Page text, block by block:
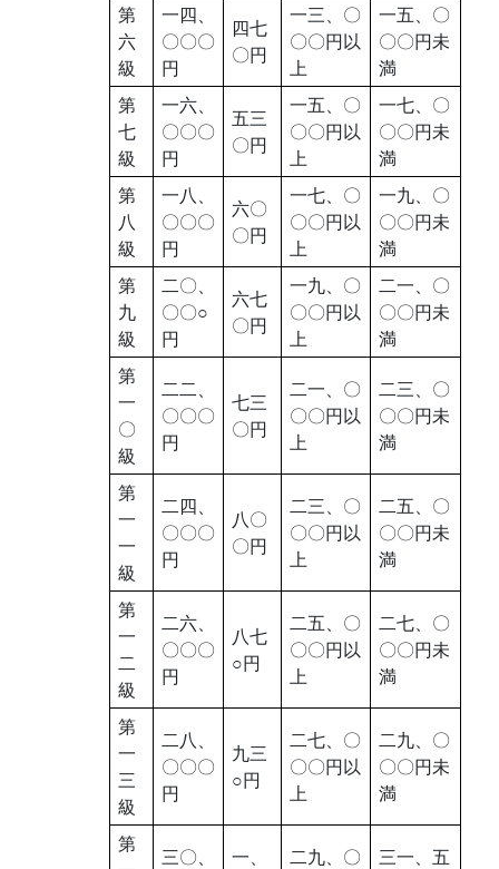
第
六
級
一四、
〇〇〇
円
四七
〇円
一三、〇
〇〇円以
上
一五、〇
〇〇円未
満
第
七
級
一六、
〇〇〇
円
五三
〇円
一五、〇
〇〇円以
上
一七、〇
〇〇円未
満
第
八
級
一八、
〇〇〇
円
六〇
〇円
一七、〇
〇〇円以
上
一九、〇
〇〇円未
満
第
九
級
二〇、
〇〇○
円
六七
〇円
一九、〇
〇〇円以
上
二一、〇
〇〇円未
満
第
一
〇
級
二二、
〇〇〇
円
七三
〇円
二一、〇
〇〇円以
上
二三、〇
〇〇円未
満
第
一
一
級
二四、
〇〇〇
円
八〇
〇円
二三、〇
〇〇円以
上
二五、〇
〇〇円未
満
第
一
二
級
二六、
〇〇〇
円
八七
○円
二五、〇
〇〇円以
上
二七、〇
〇〇円未
満
第
一
三
級
二八、
〇〇〇
円
九三
○円
二七、〇
〇〇円以
上
二九、〇
〇〇円未
満
第
三〇、
一、
二九、〇
三一、五